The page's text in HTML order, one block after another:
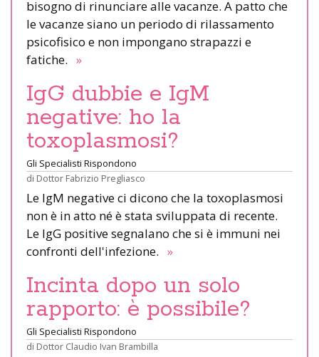
bisogno di rinunciare alle vacanze. A patto che
le vacanze siano un periodo di rilassamento
psicofisico e non impongano strapazzi e
fatiche. »
IgG dubbie e IgM
negative: ho la
toxoplasmosi?
Gli Specialisti Rispondono
di Dottor Fabrizio Pregliasco
Le IgM negative ci dicono che la toxoplasmosi
non è in atto né è stata sviluppata di recente.
Le IgG positive segnalano che si è immuni nei
confronti dell'infezione. »
Incinta dopo un solo
rapporto: è possibile?
Gli Specialisti Rispondono
di Dottor Claudio Ivan Brambilla